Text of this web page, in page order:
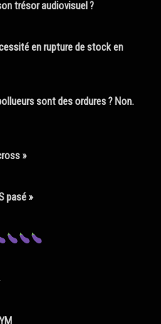
trésor audiovisuel ?
en rupture de stock en
sont des ordures ? Non.
»
pasé »